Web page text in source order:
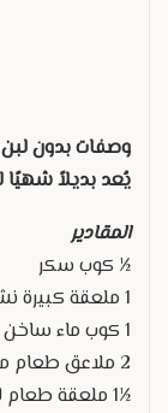
وصفات بدون لبن
يُعد بديلاً شهيًا
المقادير
½ كوب سكر
1 ملعقة كبيرة نشا الذرة
1 كوب ماء ساخن جدا
2 ملاعق طعام من الزبدة
½1 ملعقة طعام ليمون معصور طازج